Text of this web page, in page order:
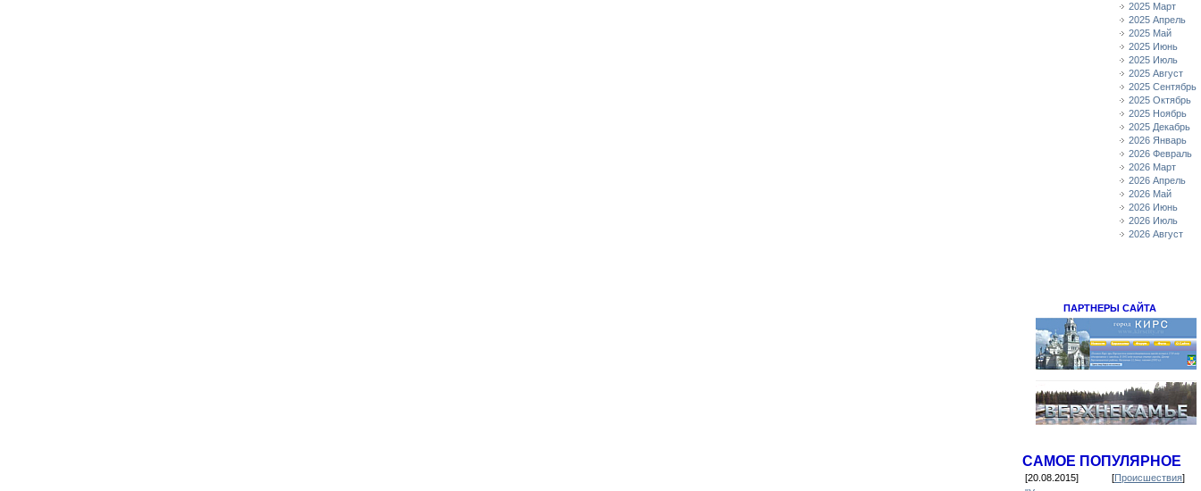
2025 Март
2025 Апрель
2025 Май
2025 Июнь
2025 Июль
2025 Август
2025 Сентябрь
2025 Октябрь
2025 Ноябрь
2025 Декабрь
2026 Январь
2026 Февраль
2026 Март
2026 Апрель
2026 Май
2026 Июнь
2026 Июль
2026 Август
ПАРТНЕРЫ САЙТА
САМОЕ ПОПУЛЯРНОЕ
[20.08.2015] [Происшествия]